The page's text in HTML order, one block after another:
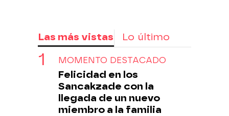
Las más vistas Lo último
MOMENTO DESTACADO
Felicidad en los
Sancakzade con la
llegada de un nuevo
miembro a la familia